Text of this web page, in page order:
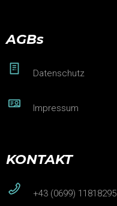
AGBs
Datenschutz
Impressum
KONTAKT
+43 (0699) 11818295